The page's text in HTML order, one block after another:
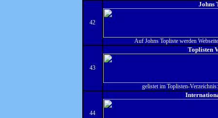
42
Johns
Auf Johns Topliste werden
43
Toplisten
gelistet im Toplisten-
44